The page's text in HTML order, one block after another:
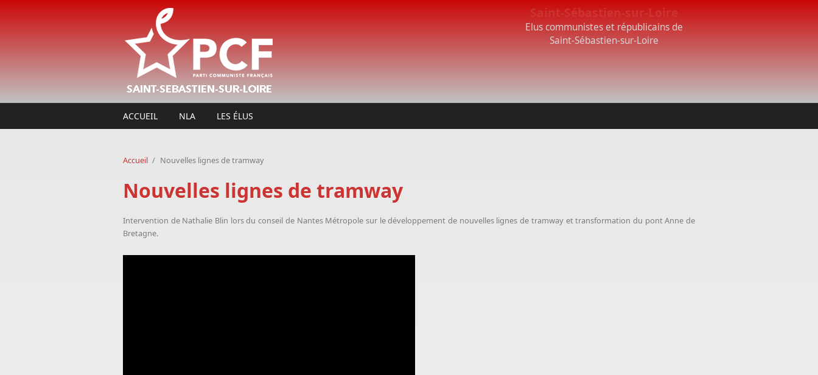
Saint-Sébastien-sur-Loire
Elus communistes et républicains de
Saint-Sébastien-sur-Loire
ACCUEIL NLA LES ÉLUS
Accueil / Nouvelles lignes de tramway
Nouvelles lignes de tramway
Intervention de Nathalie Blin lors du conseil de Nantes Métropole sur le développement de nouvelles lignes de tramway et transformation du pont Anne de
Bretagne.